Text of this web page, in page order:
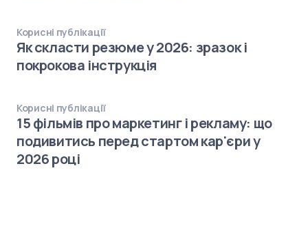
Корисні публікації
Як скласти резюме у 2026: зразок і
покрокова інструкція
Корисні публікації
15 фільмів про маркетинг і рекламу: що
подивитись перед стартом кар'єри у
2026 році